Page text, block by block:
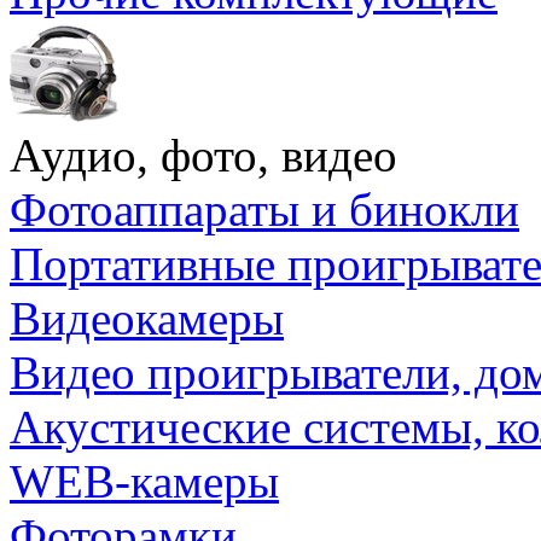
Аудио, фото, видео
Фотоаппараты и бинокли
Портативные
Видеокамеры
Видео проигрыватели,
Акустические системы,
WEB-камеры